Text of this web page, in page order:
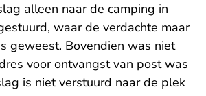
alleen naar de camping in
waar de verdachte maar
geweest. Bovendien was niet
voor ontvangst van post was
is niet verstuurd naar de plek